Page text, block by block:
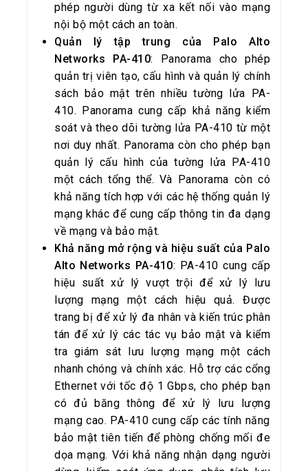
phép người dùng từ xa kết nối vào mạng
nội bộ một cách an toàn.
Quản lý tập trung của Palo Alto
Networks PA-410: Panorama cho phép
quản trị viên tạo, cấu hình và quản lý chính
sách bảo mật trên nhiều tường lửa PA-
410. Panorama cung cấp khả năng kiểm
soát và theo dõi tường lửa PA-410 từ một
nơi duy nhất. Panorama còn cho phép bạn
quản lý cấu hình của tường lửa PA-410
một cách tổng thể. Và Panorama còn có
khả năng tích hợp với các hệ thống quản lý
mạng khác để cung cấp thông tin đa dạng
về mạng và bảo mật.
Khả năng mở rộng và hiệu suất của Palo
Alto Networks PA-410: PA-410 cung cấp
hiệu suất xử lý vượt trội để xử lý lưu
lượng mạng một cách hiệu quả. Được
trang bị để xử lý đa nhân và kiến ​​trúc phân
tán để xử lý các tác vụ bảo mật và kiểm
tra giám sát lưu lượng mạng một cách
nhanh chóng và chính xác. Hỗ trợ các cổng
Ethernet với tốc độ 1 Gbps, cho phép bạn
có đủ băng thông để xử lý lưu lượng
mạng cao. PA-410 cung cấp các tính năng
bảo mật tiên tiến để phòng chống mối đe
dọa mạng. Với khả năng nhận dạng người